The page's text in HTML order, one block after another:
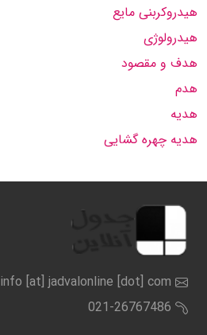
هیدروکربنی مایع
هیدرولوژی
هدف و مقصود
هدم
هدیه
هدیه چهره گشایی
info [at] jadvalonline [dot] com
021-26767486